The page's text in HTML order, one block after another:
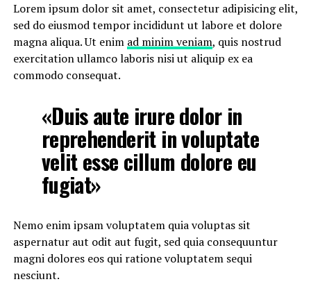
Lorem ipsum dolor sit amet, consectetur adipisicing elit,
sed do eiusmod tempor incididunt ut labore et dolore
magna aliqua. Ut enim ad minim veniam, quis nostrud
exercitation ullamco laboris nisi ut aliquip ex ea
commodo consequat.
«Duis aute irure dolor in
reprehenderit in voluptate
velit esse cillum dolore eu
fugiat»
Nemo enim ipsam voluptatem quia voluptas sit
aspernatur aut odit aut fugit, sed quia consequuntur
magni dolores eos qui ratione voluptatem sequi
nesciunt.